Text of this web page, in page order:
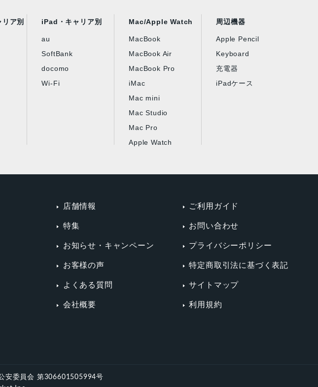
ア別 iPad・キャリア別
au
SoftBank
docomo
Wi-Fi
Mac/Apple Watch
MacBook
MacBook Air
MacBook Pro
iMac
Mac mini
Mac Studio
Mac Pro
Apple Watch
周辺機器
Apple Pencil
Keyboard
充電器
iPadケース
店舗情報
特集
お知らせ・キャンペーン
お客様の声
よくある質問
会社概要
ご利用ガイド
お問い合わせ
プライバシーポリシー
特定商取引法に基づく表記
サイトマップ
利用規約
安委員会 第306601505994号